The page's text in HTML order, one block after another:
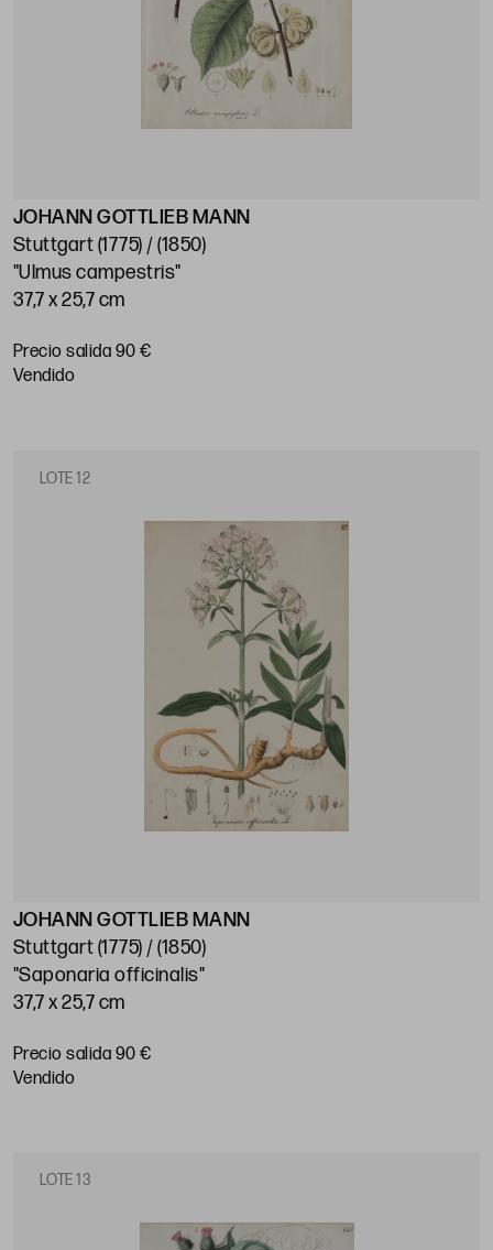
JOHANN GOTTLIEB MANN
Stuttgart (1775) / (1850)
"Ulmus campestris"
37,7 x 25,7 cm
Precio salida 90 €
vendido
LOTE 12
JOHANN GOTTLIEB MANN
Stuttgart (1775) / (1850)
"Saponaria officinalis"
37,7 x 25,7 cm
Precio salida 90 €
vendido
LOTE 13